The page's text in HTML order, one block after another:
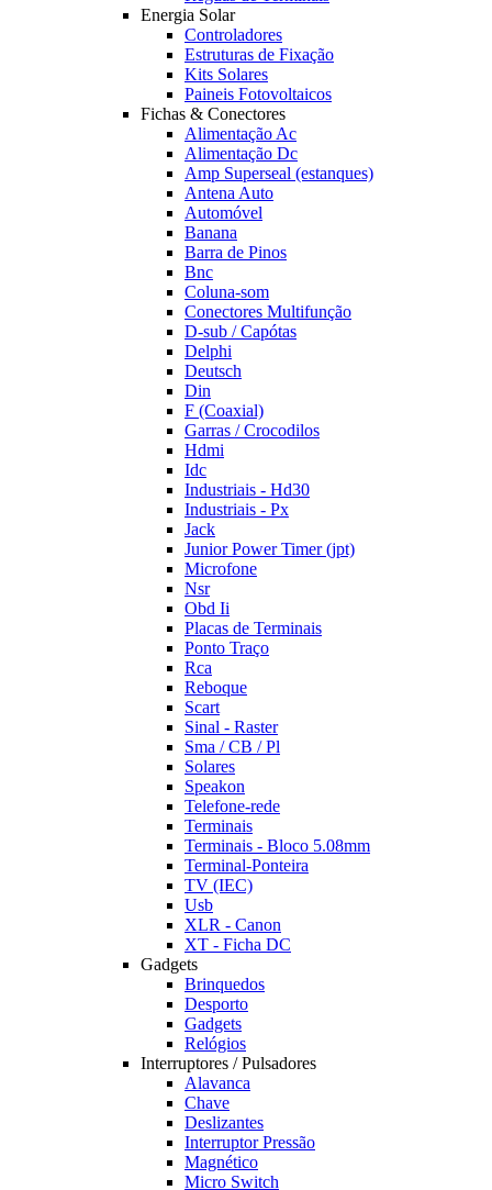
Energia Solar
Controladores
Estruturas de Fixação
Kits Solares
Paineis Fotovoltaicos
Fichas & Conectores
Alimentação Ac
Alimentação Dc
Amp Superseal (estanques)
Antena Auto
Automóvel
Banana
Barra de Pinos
Bnc
Coluna-som
Conectores Multifunção
D-sub / Capótas
Delphi
Deutsch
Din
F (Coaxial)
Garras / Crocodilos
Hdmi
Idc
Industriais - Hd30
Industriais - Px
Jack
Junior Power Timer (jpt)
Microfone
Nsr
Obd Ii
Placas de Terminais
Ponto Traço
Rca
Reboque
Scart
Sinal - Raster
Sma / CB / Pl
Solares
Speakon
Telefone-rede
Terminais
Terminais - Bloco 5.08mm
Terminal-Ponteira
TV (IEC)
Usb
XLR - Canon
XT - Ficha DC
Gadgets
Brinquedos
Desporto
Gadgets
Relógios
Interruptores / Pulsadores
Alavanca
Chave
Deslizantes
Interruptor Pressão
Magnético
Micro Switch